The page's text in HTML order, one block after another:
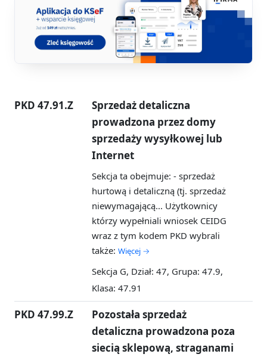
PKD 47.91.Z
Sprzedaż detaliczna
prowadzona przez domy
sprzedaży wysyłkowej lub
Internet
Sekcja ta obejmuje: - sprzedaż
hurtową i detaliczną (tj. sprzedaż
niewymagającą... Użytkownicy
którzy wypełniali wniosek CEIDG
wraz z tym kodem PKD wybrali
także: Więcej →
Sekcja G, Dział: 47, Grupa: 47.9,
Klasa: 47.91
PKD 47.99.Z
Pozostała sprzedaż
detaliczna prowadzona poza
siecią sklepową, straganami